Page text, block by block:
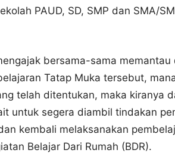
PAUD, SD, SMP dan SMA/
bersama-sama
Tatap Muka tersebut,
telah ditentukan, maka kiranya
untuk segera diambil tindakan
kembali melaksanakan
Belajar Dari Rumah (BDR).